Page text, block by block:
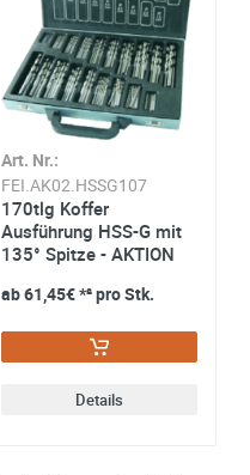
Art. Nr.:
FEI.AK02.HSSG107
170tlg Koffer
Ausführung HSS-G mit
135° Spitze - AKTION
ab61,45€*² pro Stk.
Details